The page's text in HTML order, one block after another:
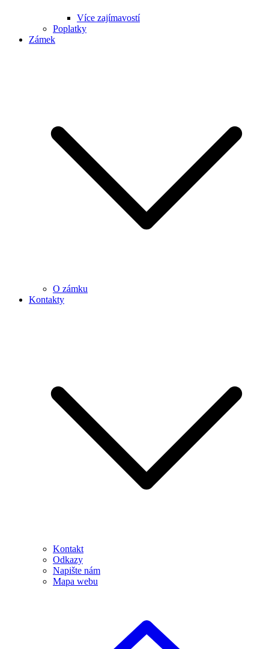
Více zajímavostí
Poplatky
Zámek
O zámku
Kontakty
Kontakt
Odkazy
Napište nám
Mapa webu